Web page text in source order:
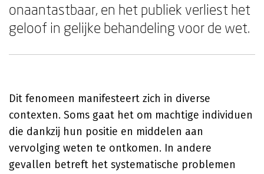
onaantastbaar, en het publiek verliest het
geloof in gelijke behandeling voor de wet.
Dit fenomeen manifesteert zich in diverse
contexten. Soms gaat het om machtige individuen
die dankzij hun positie en middelen aan
vervolging weten te ontkomen. In andere
gevallen betreft het systematische problemen